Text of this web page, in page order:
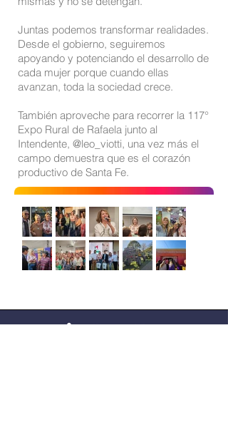
Juntas podemos transformar realidades.
Desde el gobierno, seguiremos
apoyando y potenciando el desarrollo de
cada mujer porque cuando ellas
avanzan, toda la sociedad crece.
También aproveche para recorrer la 117°
Expo Rural de Rafaela junto al
Intendente, @leo_viotti, una vez más el
campo demuestra que es el corazón
productivo de Santa Fe.